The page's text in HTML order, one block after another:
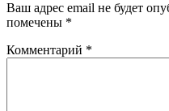
Ваш адрес email не будет
помечены *
Комментарий *